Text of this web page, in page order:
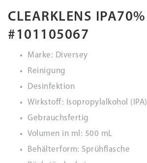
CLEARKLENS IPA70%
#101105067
Marke: Diversey
Reinigung
Desinfektion
Wirkstoff: Isopropylalkohol (IPA)
Gebrauchsfertig
Volumen in ml: 500 mL
Behälterform: Sprühflasche